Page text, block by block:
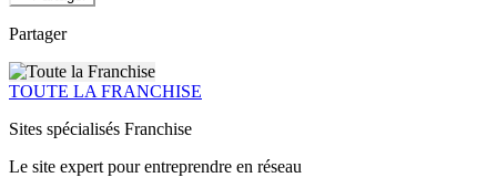
Partager
TOUTE LA FRANCHISE
Sites spécialisés Franchise
Le site expert pour entreprendre en réseau